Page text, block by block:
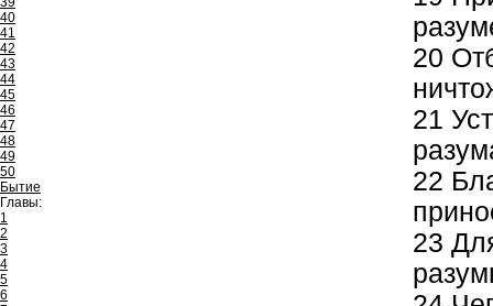
40
41
42
43
44
45
46
47
48
49
50
Бытие
Главы:
1
2
3
4
5
6
20
21
22
23